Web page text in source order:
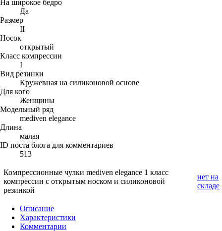
На широкое бедро
Да
Размер
II
Носок
открытый
Класс компрессии
I
Вид резинки
Кружевная на силиконовой основе
Для кого
Женщины
Модельный ряд
mediven elegance
Длина
малая
ID поста блога для комментариев
513
Компрессионные чулки mediven elegance 1 класс
компрессии с открытым носком и силиконовой
резинкой
нет на
складе
Описание
Характеристики
Комментарии